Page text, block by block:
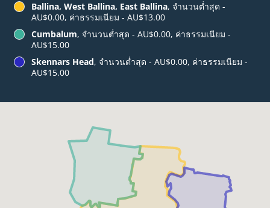
Ballina, West Ballina, East Ballina, จำนวนต่ำสุด -
AU$0.00, ค่าธรรมเนียม - AU$13.00
Cumbalum, จำนวนต่ำสุด - AU$0.00, ค่าธรรมเนียม -
AU$15.00
Skennars Head, จำนวนต่ำสุด - AU$0.00, ค่าธรรมเนียม -
AU$15.00